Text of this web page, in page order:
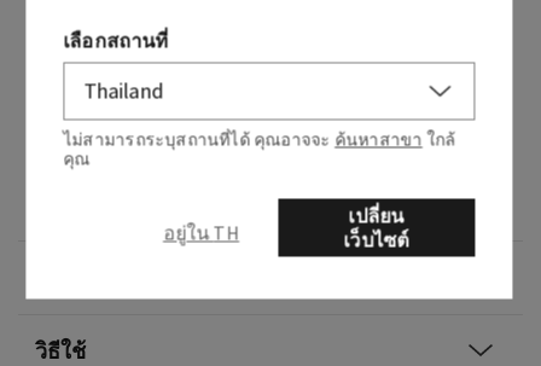
กลิ่น
What it smells like: a fruity, sweet, sparkling
spritzer.
Fragrance notes: bubbly champagne, sparkling
วิธีใช้
เลือกสถานที่
ไม่สามารถระบุสถานที่ได้ คุณอาจจะ ค้นหาสาขา ใกล้
คุณ
อยู่ใน TH
เปลี่ยน
เว็บไซต์